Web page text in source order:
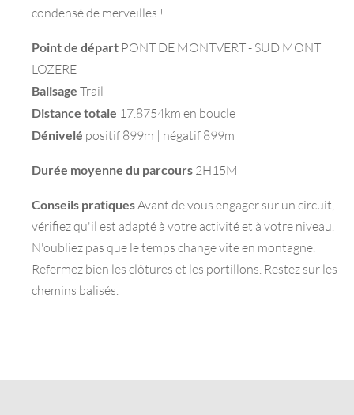
condensé de merveilles !
Point de départ PONT DE MONTVERT - SUD MONT
LOZERE
Balisage Trail
Distance totale 17.8754km en boucle
Dénivelé positif 899m | négatif 899m
Durée moyenne du parcours 2H15M
Conseils pratiquesAvant de vous engager sur un circuit,
vérifiez qu'il est adapté à votre activité et à votre niveau.
N'oubliez pas que le temps change vite en montagne.
Refermez bien les clôtures et les portillons. Restez sur les
chemins balisés.